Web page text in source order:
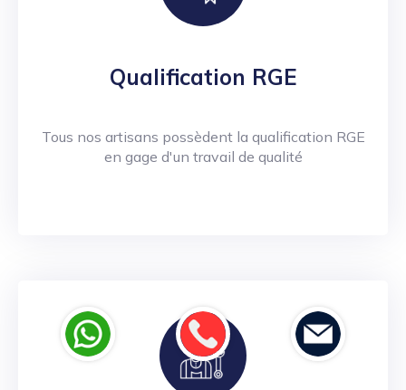
Qualification RGE
Tous nos artisans possèdent la qualification RGE
en gage d'un travail de qualité